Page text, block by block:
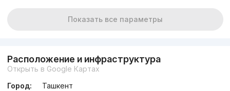
Показать все параметры
Расположение и инфраструктура
Открыть в Google Картах
Город:
Ташкент